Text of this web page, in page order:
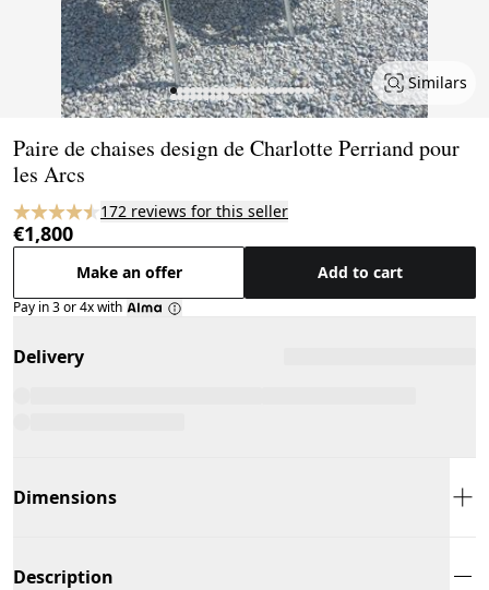
Similars
Paire de chaises design de Charlotte Perriand pour
les Arcs
172 reviews for this seller
€1,800
Make an offer Add to cart
Pay in 3 or 4x with
Delivery
Dimensions
Description